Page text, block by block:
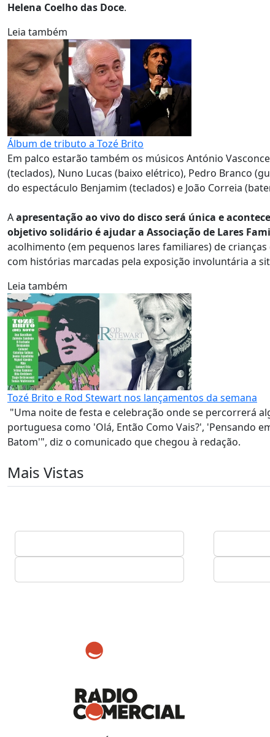
Helena Coelho das Doce.
Leia também
Álbum de tributo a Tozé Brito
Em palco estarão também os músicos António
(teclados), Nuno Lucas (baixo elétrico), Pedro Branco
do espectáculo Benjamim (teclados) e João Correia
Aapresentação ao vivo do disco será única e
objetivo solidário é ajudar a Associação de Lares
acolhimento (em pequenos lares familiares) de
com histórias marcadas pela exposição involuntária a
Leia também
Tozé Brito e Rod Stewart nos lançamentos da semana
"Uma noite de festa e celebração onde se percorrerá
portuguesa como 'Olá, Então Como Vais?', 'Pensando
Batom'", diz o comunicado que chegou à redação.
Mais Vistas